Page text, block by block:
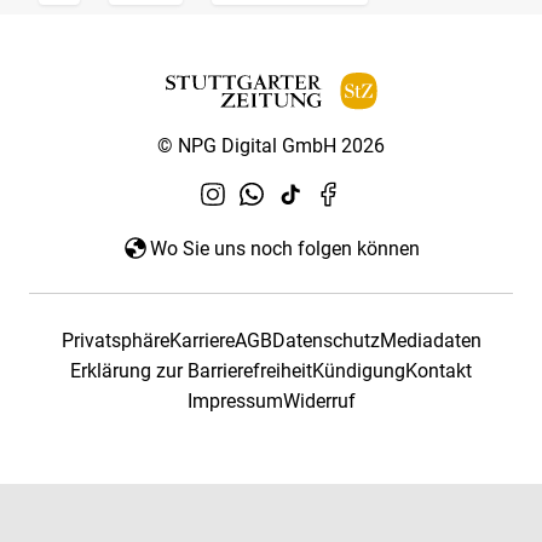
© NPG Digital GmbH 2026
Wo Sie uns noch folgen können
PrivatsphäreKarriereAGBDatenschutzMediadaten
Erklärung zur BarrierefreiheitKündigungKontakt
ImpressumWiderruf